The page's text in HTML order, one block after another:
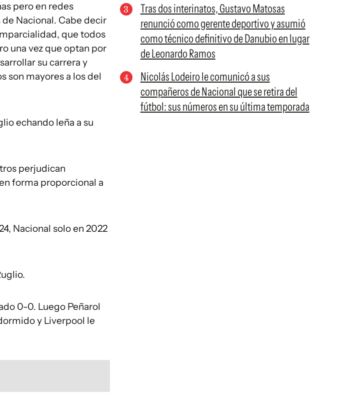
pero en redes
Nacional. Cabe decir
que todos
una vez que optan por
su carrera y
son mayores a los del
echando leña a su
perjudican
forma proporcional a
Nacional solo en 2022
0-0. Luego Peñarol
y Liverpool le
Tras dos interinatos, Gustavo Matosas
renunció como gerente deportivo y asumió
como técnico definitivo de Danubio en lugar
de Leonardo Ramos
Nicolás Lodeiro le comunicó a sus
compañeros de Nacional que se retira del
fútbol: sus números en su última temporada